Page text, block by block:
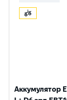
Аккумулятор